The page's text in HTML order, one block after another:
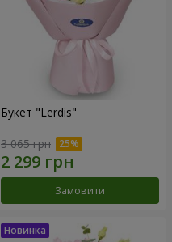
Букет "Lerdis"
3 065 грн
Замовити